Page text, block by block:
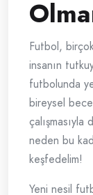
Futbol,
insanın
futbolunda
bireysel
neden bu
keşfedelim!
Yeni nesil